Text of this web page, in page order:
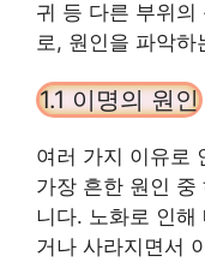
귀 등 다른 부위의
로, 원인을 파악
1.1 이명의 원인
여러 가지 이유로
가장 흔한 원인 중
니다. 노화로 인해
거나 사라지면서